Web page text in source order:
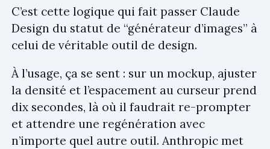
C’est cette logique qui fait passer Claude
Design du statut de “générateur d’images” à
celui de véritable outil de design.
À l’usage, ça se sent : sur un mockup, ajuster
la densité et l’espacement au curseur prend
dix secondes, là où il faudrait re-prompter
et attendre une regénération avec
n’importe quel autre outil. Anthropic met